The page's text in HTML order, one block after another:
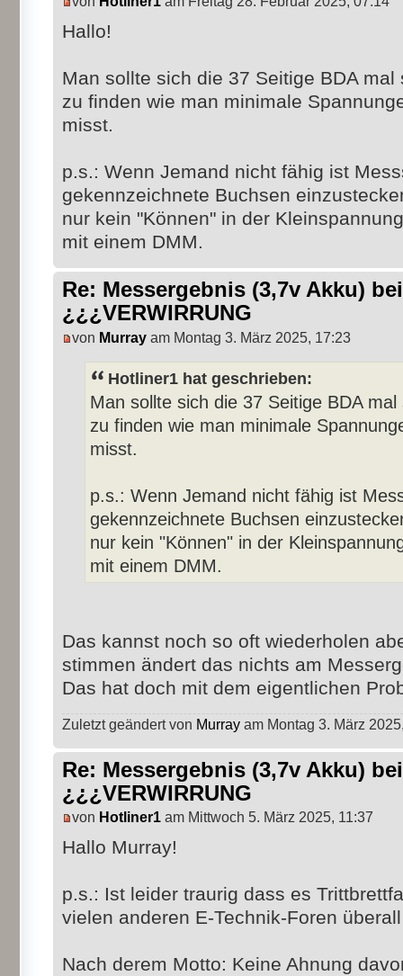
Hallo!
Man sollte sich die 37 Seitige BDA
zu finden wie man minimale
misst.
p.s.: Wenn Jemand nicht fähig ist
gekennzeichnete Buchsen
nur kein "Können" in der
mit einem DMM.
Re: Messergebnis (3,7v Akku)
¿¿¿VERWIRRUNG
von Murray am Montag 3. März 2025, 17:23
Hotliner1 hat geschrieben:
Man sollte sich die 37 Seitige BDA
zu finden wie man minimale
misst.
p.s.: Wenn Jemand nicht fähig ist
gekennzeichnete Buchsen
nur kein "Können" in der
mit einem DMM.
Das kannst noch so oft wiederholen
stimmen ändert das nichts am
Das hat doch mit dem eigentlichen
Zuletzt geändert von Murray am Montag 3. März
Re: Messergebnis (3,7v Akku)
¿¿¿VERWIRRUNG
von Hotliner1 am Mittwoch 5. März 2025, 11:37
Hallo Murray!
p.s.: Ist leider traurig dass es
vielen anderen E-Technik-Foren
Nach derem Motto: Keine Ahnung